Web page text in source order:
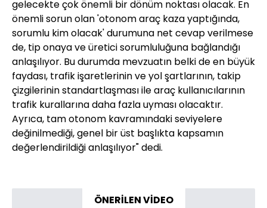
gelecekte çok önemli bir dönüm noktası olacak. En
önemli sorun olan 'otonom araç kaza yaptığında,
sorumlu kim olacak' durumuna net cevap verilmese
de, tip onaya ve üretici sorumluluğuna bağlandığı
anlaşılıyor. Bu durumda mevzuatın belki de en büyük
faydası, trafik işaretlerinin ve yol şartlarının, takip
çizgilerinin standartlaşması ile araç kullanıcılarının
trafik kurallarına daha fazla uyması olacaktır.
Ayrıca, tam otonom kavramındaki seviyelere
değinilmediği, genel bir üst başlıkta kapsamın
değerlendirildiği anlaşılıyor" dedi.
ÖNERİLEN VİDEO